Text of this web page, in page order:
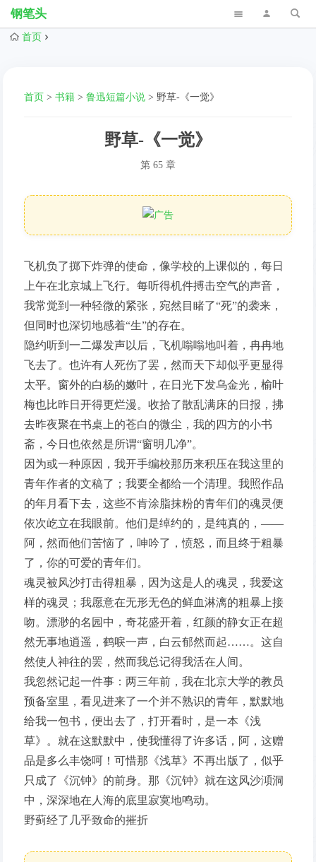
钢笔头
首页
首页 >书籍 >鲁迅短篇小说 > 野草-《一觉》
野草-《一觉》
第 65 章
飞机负了掷下炸弹的使命，像学校的上课似的，每日
上午在北京城上飞行。每听得机件搏击空气的声音，
我常觉到一种轻微的紧张，宛然目睹了“死”的袭来，
但同时也深切地感着“生”的存在。
隐约听到一二爆发声以后，飞机嗡嗡地叫着，冉冉地
飞去了。也许有人死伤了罢，然而天下却似乎更显得
太平。窗外的白杨的嫩叶，在日光下发乌金光，榆叶
梅也比昨日开得更烂漫。收拾了散乱满床的日报，拂
去昨夜聚在书桌上的苍白的微尘，我的四方的小书
斋，今日也依然是所谓“窗明几净”。
因为或一种原因，我开手编校那历来积压在我这里的
青年作者的文稿了；我要全都给一个清理。我照作品
的年月看下去，这些不肯涂脂抹粉的青年们的魂灵便
依次屹立在我眼前。他们是绰约的，是纯真的，——
阿，然而他们苦恼了，呻吟了，愤怒，而且终于粗暴
了，你的可爱的青年们。
魂灵被风沙打击得粗暴，因为这是人的魂灵，我爱这
样的魂灵；我愿意在无形无色的鲜血淋漓的粗暴上接
吻。漂渺的名园中，奇花盛开着，红颜的静女正在超
然无事地逍遥，鹤唳一声，白云郁然而起……。这自
然使人神往的罢，然而我总记得我活在人间。
我忽然记起一件事：两三年前，我在北京大学的教员
预备室里，看见进来了一个并不熟识的青年，默默地
给我一包书，便出去了，打开看时，是一本《浅
草》。就在这默默中，使我懂得了许多话，阿，这赠
品是多么丰饶呵！可惜那《浅草》不再出版了，似乎
只成了《沉钟》的前身。那《沉钟》就在这风沙澒洞
中，深深地在人海的底里寂寞地鸣动。
野蓟经了几乎致命的摧折